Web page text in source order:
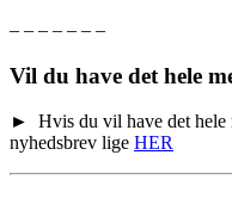
– – – – – – –
Vil du have det hele
► Hvis du vil have det hele
nyhedsbrev lige HER